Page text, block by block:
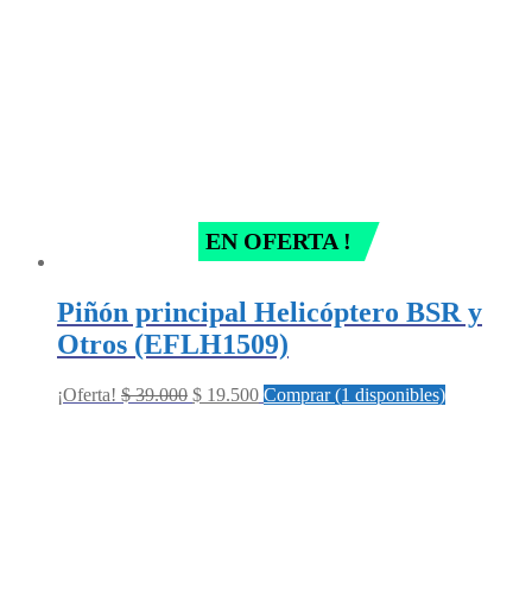
EN OFERTA !
Piñón principal Helicóptero BSR y
Otros (EFLH1509)
¡Oferta! $39.000 Original
$ 19.500Current
Comprar (1 disponibles)